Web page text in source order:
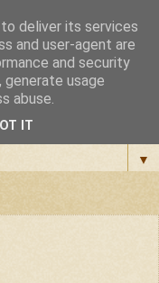
▼
deliver its services
and user-agent are
and security
usage
abuse.
IT